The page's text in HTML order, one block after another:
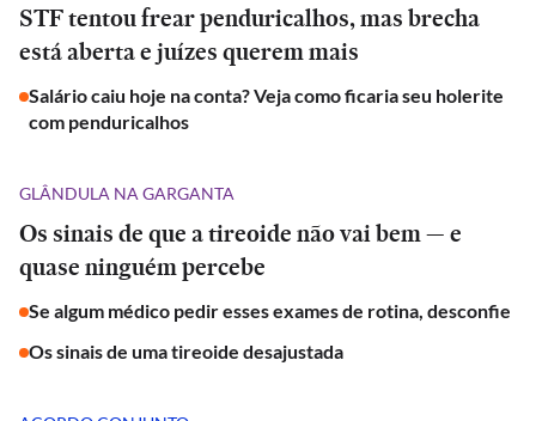
STF tentou frear penduricalhos, mas brecha
está aberta e juízes querem mais
Salário caiu hoje na conta? Veja como ficaria seu holerite
com penduricalhos
GLÂNDULA NA GARGANTA
Os sinais de que a tireoide não vai bem — e
quase ninguém percebe
Se algum médico pedir esses exames de rotina, desconfie
Os sinais de uma tireoide desajustada